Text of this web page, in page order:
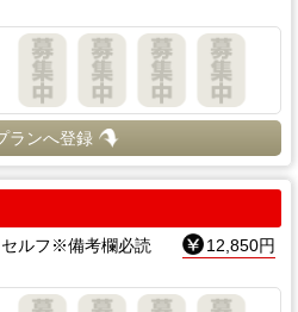
ランへ登録
セルフ※備考欄必読
12,850円